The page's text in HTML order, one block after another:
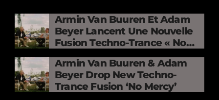
Armin Van Buuren Et Adam
Beyer Lancent Une Nouvelle
Fusion Techno-Trance « No
Mercy »
Armin Van Buuren & Adam
Beyer Drop New Techno-
Trance Fusion ‘No Mercy’